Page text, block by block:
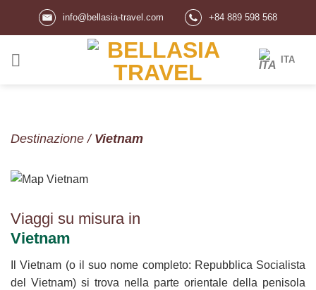
info@bellasia-travel.com +84 889 598 568
ITA
Destinazione / Vietnam
Viaggi su misura in
Vietnam
Il Vietnam (o il suo nome completo: Repubblica Socialista
del Vietnam) si trova nella parte orientale della penisola